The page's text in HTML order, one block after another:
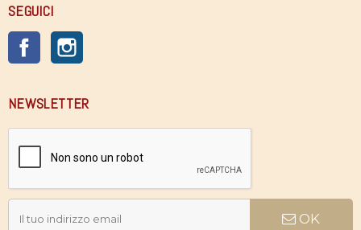
SEGUICI
Facebook
NEWSLETTER
OK